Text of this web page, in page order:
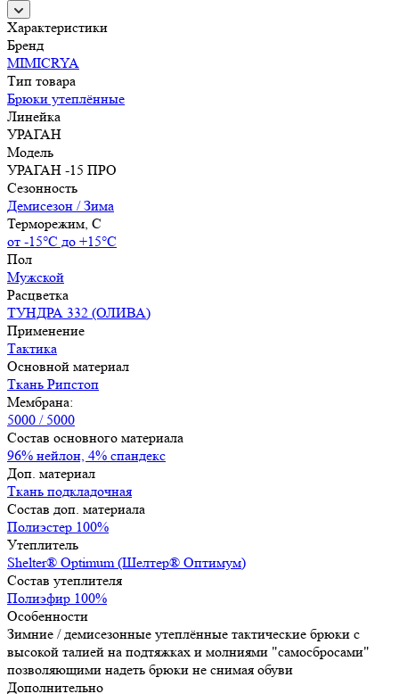
Характеристики
Бренд
MIMICRYA
Тип товара
Брюки утеплённые
Линейка
УРАГАН
Модель
УРАГАН -15 ПРО
Сезонность
Демисезон / Зима
Терморежим, C
от -15°С до +15°С
Пол
Мужской
Расцветка
ТУНДРА 332 (ОЛИВА)
Применение
Тактика
Основной материал
Ткань Рипстоп
Мембрана:
5000 / 5000
Состав основного материала
96% нейлон, 4% спандекс
Доп. материал
Ткань подкладочная
Состав доп. материала
Полиэстер 100%
Утеплитель
Shelter® Оptimum (Шелтер® Оптимум)
Состав утеплителя
Полиэфир 100%
Особенности
Зимние / демисезонные утеплённые тактические брюки с
высокой талией на подтяжках и молниями "самосбросами"
позволяющими надеть брюки не снимая обуви
Дополнительно